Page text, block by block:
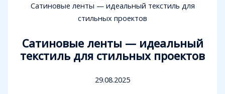
Сатиновые ленты — идеальный текстиль для
стильных проектов
Сатиновые ленты — идеальный
текстиль для стильных проектов
29.08.2025